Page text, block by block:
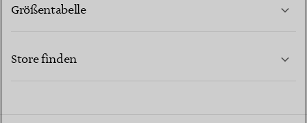
Größentabelle
Store finden